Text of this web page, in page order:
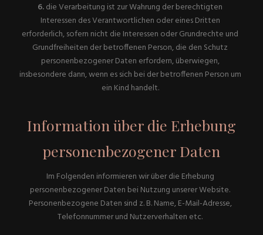
6.die Verarbeitung ist zur Wahrung der berechtigten
Interessen des Verantwortlichen oder eines Dritten
erforderlich, sofern nicht die Interessen oder Grundrechte und
Grundfreiheiten der betroffenen Person, die den Schutz
personenbezogener Daten erfordern, überwiegen,
insbesondere dann, wenn es sich bei der betroffenen Person um
ein Kind handelt.
Information über die Erhebung
personenbezogener Daten
Im Folgenden informieren wir über die Erhebung
personenbezogener Daten bei Nutzung unserer Website.
Personenbezogene Daten sind z. B. Name, E-Mail-Adresse,
Telefonnummer und Nutzerverhalten etc.